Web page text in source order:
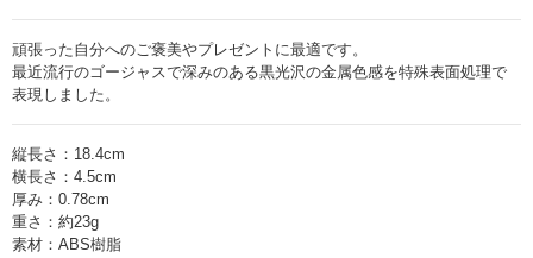
頑張った自分へのご褒美やプレゼントに最適です。
最近流行のゴージャスで深みのある黒光沢の金属色感を特殊表面処理で
表現しました。
縦長さ：18.4cm
横長さ：4.5cm
厚み：0.78cm
重さ：約23g
素材：ABS樹脂